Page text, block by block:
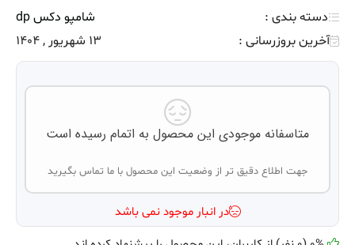
دسته بندی :
شامپو دکس dp
آخرین بروزرسانی :
13 شهریور , 1404
متاسفانه موجودی این محصول به اتمام رسیده است
جهت اطلاع دقیق تر از وضعیت این محصول با ما تماس بگیرید
در انبار موجود نمی باشد